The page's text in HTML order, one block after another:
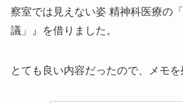
察室では見えない姿 精神科医療の
議」』を借りました。
とても良い内容だったので、メモを